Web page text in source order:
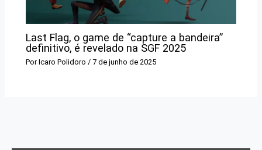
Last Flag, o game de “capture a bandeira”
definitivo, é revelado na SGF 2025
PorIcaro Polidoro/7 de junho de 2025